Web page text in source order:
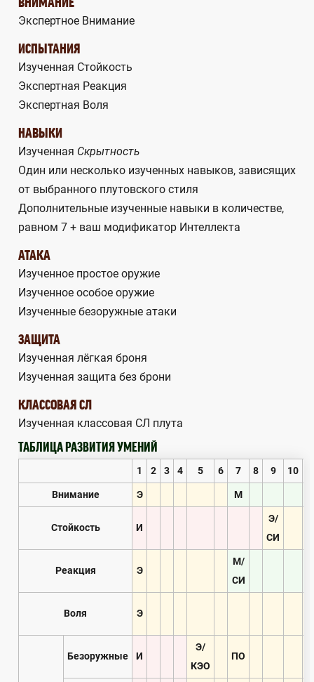
ВНИМАНИЕ
Экспертное Внимание
ИСПЫТАНИЯ
Изученная Стойкость
Экспертная Реакция
Экспертная Воля
НАВЫКИ
Изученная Скрытность
Один или несколько изученных навыков, зависящих
от выбранного плутовского стиля
Дополнительные изученные навыки в количестве,
равном 7 + ваш модификатор Интеллекта
АТАКА
Изученное простое оружие
Изученное особое оружие
Изученные безоружные атаки
ЗАЩИТА
Изученная лёгкая броня
Изученная защита без брони
КЛАССОВАЯ СЛ
Изученная классовая СЛ плута
ТАБЛИЦА РАЗВИТИЯ УМЕНИЙ
1 2 3 4 5 6 7 8 9 10
Внимание
Э М
Стойкость И
Э/
СИ
Реакция Э
М/
СИ
Воля Э
Безоружные И
Э/
КЭО
ПО